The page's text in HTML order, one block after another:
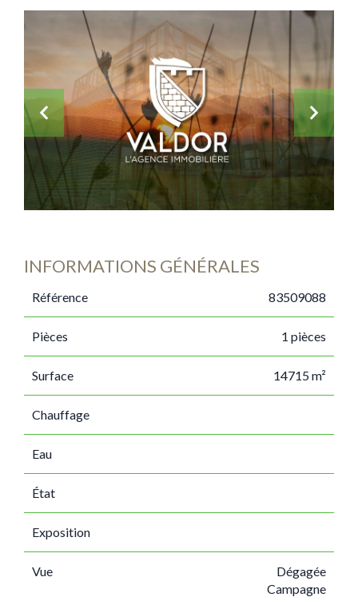
INFORMATIONS GÉNÉRALES
Référence 83509088
Pièces 1 pièces
Surface 14715 m²
Chauffage
Eau
État
Exposition
Vue
Dégagée
Campagne